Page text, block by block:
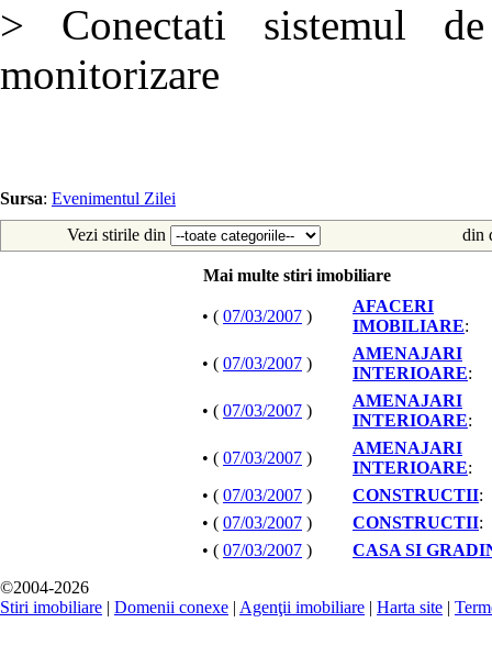
> Conectati sistemul
monitorizare
Sursa: Evenimentul Zilei
Vezi stirile din
din
Mai multe stiri imobiliare
• ( 07/03/2007 )
AFACERI
IMOBILIARE:
• ( 07/03/2007 )
AMENAJARI
INTERIOARE:
• ( 07/03/2007 )
AMENAJARI
INTERIOARE:
• ( 07/03/2007 )
AMENAJARI
INTERIOARE:
• ( 07/03/2007 ) CONSTRUCTII:
• ( 07/03/2007 ) CONSTRUCTII:
• ( 07/03/2007 )
CASA SI
©2004-2026
Stiri imobiliare | Domenii conexe | Agenţii imobiliare | Harta site |